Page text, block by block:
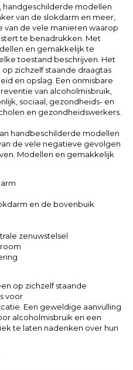
modellen
van de slokdarm en meer,
de vele manieren waarop
te benadrukken. Met
en gemakkelijk te
toestand beschrijven. Het
zichzelf staande draagtas
en opslag. Een onmisbare
van alcoholmisbruik,
sociaal, gezondheids- en
en gezondheidswerkers.
handbeschilderde modellen
de vele negatieve gevolgen
Modellen en gemakkelijk
en de bovenbuik
zenuwstelsel
op zichzelf staande
voor
Een geweldige aanvulling
alcoholmisbruik en een
te laten nadenken over hun